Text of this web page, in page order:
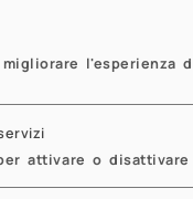
attivare o